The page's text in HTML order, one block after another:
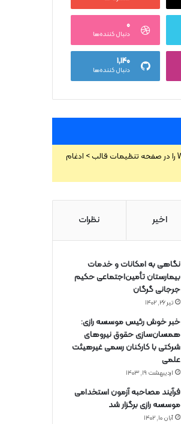
۰
دنبال کننده‌ها
۱,۱۴۰
دنبال کننده‌ها
شما باید Weather API Key را در صفحه تنظیمات قالب > ادغام
اخیر نظرات
نگاهی به امکانات و خدمات
بیمارستان تأمین‌اجتماعی حکیم
جرجانی گرگان
تیر ۲۶, ۱۴۰۲
خبر خوش رئیس موسسه رازی:
همسان‌سازی حقوق نیروهای
شرکتی با کارکنان رسمی غیرهیئت
علمی
اردیبهشت ۱۹, ۱۴۰۳
فرآیند مصاحبه آزمون استخدامی
موسسه رازی برگزار شد
آبان ۱۰, ۱۴۰۲